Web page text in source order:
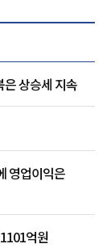
상승세 지속
영업이익은
억원